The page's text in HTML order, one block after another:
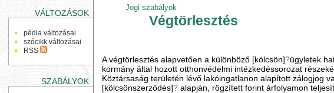
VÁLTOZÁSOK
pédia változásai
szócikk változásai
RSS
SZABÁLYOK
Jogi szabályok
Végtörlesztés
A végtörlesztés alapvetően a különböző [kölcsön]?ügyletek
kormány által hozott otthonvédelmi intézkedéssorozat
Köztársaság területén lévő lakóingatlanon alapított zálogjog
[kölcsönszerződés]? alapján, rögzített forint árfolyamon